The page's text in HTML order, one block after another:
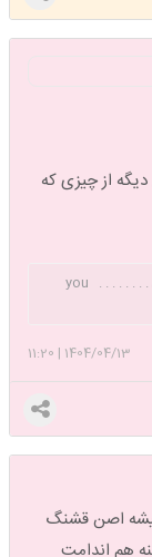
از چیزی که
اگه چیزی رو تغییر ندی یعنی دوباره انتخابش کردی . . . . . . . . you
1404/04/13
|
11:20
اصن قشنگ
هم اندامت